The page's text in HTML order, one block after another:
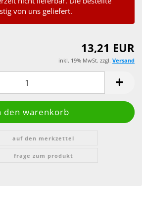
von uns geliefert.
13,21 EUR
inkl. 19% MwSt. zzgl. Versand
auf den merkzettel
frage zum produkt